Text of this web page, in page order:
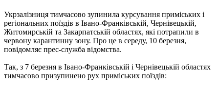
Укрзалізниця тимчасово зупинила курсування приміських і
регіональних поїздів в Івано-Франківській, Чернівецькій,
Житомирській та Закарпатській областях, які потрапили в
червону карантинну зону. Про це в середу, 10 березня,
повідомляє прес-служба відомства.
Так, з 7 березня в Івано-Франківській і Чернівецькій областях
тимчасово призупинено рух приміських поїздів: